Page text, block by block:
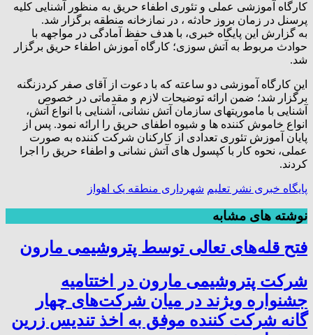
کارگاه آموزشی عملی و تئوری اطفاء حریق به منظور آشنایی کلیه
پرسنل در زمان بروز حادثه ، در نمازخانه منطقه برگزار شد.
به گزارش این پایگاه خبری، با هدف حفظ آمادگی در مواجهه با
حوادث مربوط به آتش سوزی؛ کارگاه آموزش اطفاء حریق برگزار
شد.
این کارگاه آموزشی دو ساعته که با دعوت از آقای صفر کردزنگنه
برگزار شد؛ ضمن ارائه توضیحات لازم و مقدماتی در خصوص
آشنایی با ماموریتهای سازمان آتش نشانی، آشنایی با انواع آتش،
انواع خاموش کننده ها و شیوه اطفای حریق را ارائه نمود. پس از
پایان آموزش تئوری تعدادی از کارکنان شرکت کننده به صورت
عملی، نحوه کار با کپسول های آتش نشانی و اطفاء حریق را اجرا
کردند.
پایگاه خبری نشر تعلیم شهرداری منطقه یک اهواز
نوشته های مشابه
فتح‌ قله‌های تعالی توسط پتروشیمی مارون
شرکت پتروشیمی مارون در اختتامیه
جشنواره ویژند در میان شرکت‌های چهار
گانه شرکت کننده موفق به اخذ تندیس زرین